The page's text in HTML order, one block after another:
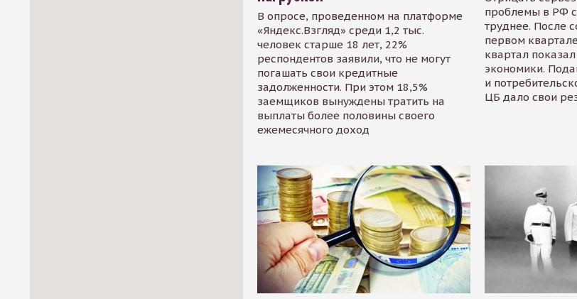
В опросе, проведенном на платформе
«Яндекс.Взгляд» среди 1,2 тыс.
человек старше 18 лет, 22%
респондентов заявили, что не могут
погашать свои кредитные
задолженности. При этом 18,5%
заемщиков вынуждены тратить на
выплаты более половины своего
ежемесячного доход
проблемы в РФ
труднее. После
первом
квартал
экономики.
и
ЦБ дало свои